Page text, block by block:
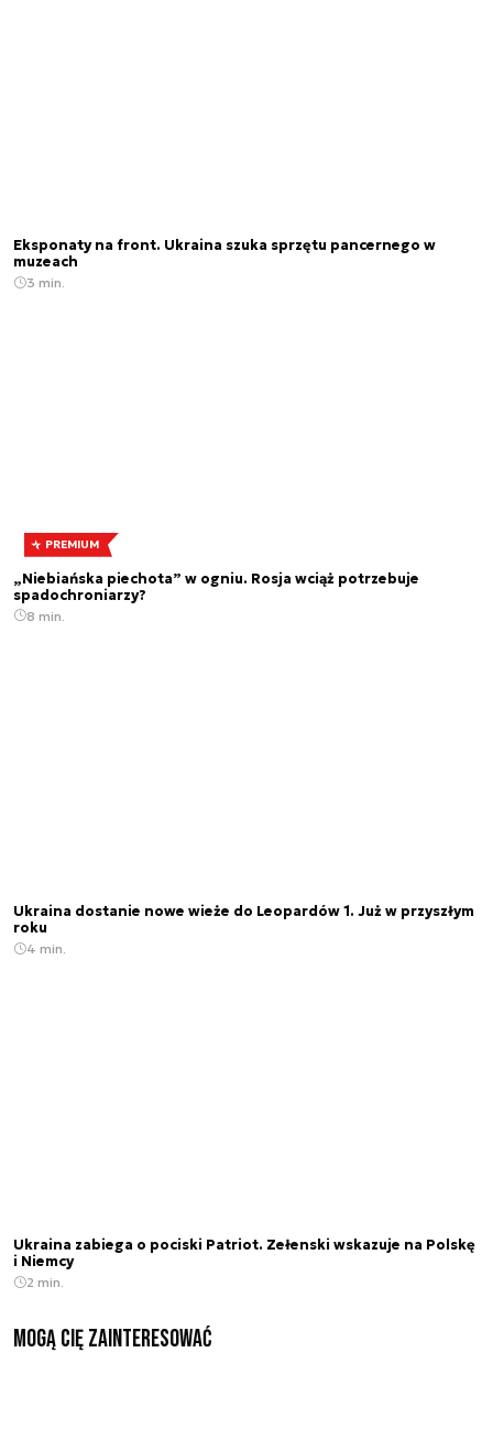
Eksponaty na front. Ukraina szuka sprzętu pancernego w
muzeach
3 min.
PREMIUM
„Niebiańska piechota” w ogniu. Rosja wciąż potrzebuje
spadochroniarzy?
8 min.
Ukraina dostanie nowe wieże do Leopardów 1. Już w przyszłym
roku
4 min.
Ukraina zabiega o pociski Patriot. Zełenski wskazuje na Polskę
i Niemcy
2 min.
Mogą Cię zainteresować